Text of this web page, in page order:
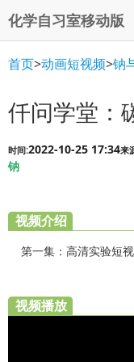
化学自习室移动版
首页>动画短视频>钠
仟问学堂：
时间:2022-10-25 17:34来
钠
视频介绍
第一集：高清实验短
视频播放